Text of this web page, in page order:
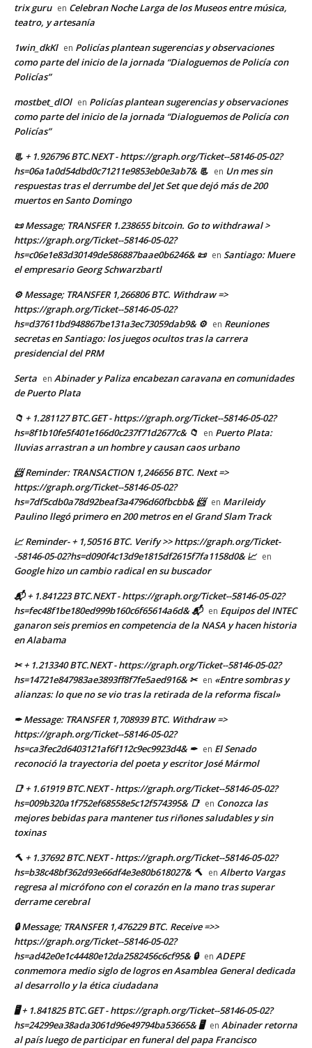
trix guru en Celebran Noche Larga de los Museos entre música,
teatro, y artesanía
1win_dkKl en Policías plantean sugerencias y observaciones
como parte del inicio de la jornada “Dialoguemos de Policía con
Policías”
mostbet_dlOl en Policías plantean sugerencias y observaciones
como parte del inicio de la jornada “Dialoguemos de Policía con
Policías”
📃 + 1.926796 BTC.NEXT - https://graph.org/Ticket--58146-05-02?
hs=06a1a0d54dbd0c71211e9853eb0e3ab7& 📃 en Un mes sin
respuestas tras el derrumbe del Jet Set que dejó más de 200
muertos en Santo Domingo
📜 Message; TRANSFER 1.238655 bitcoin. Go to withdrawal >
https://graph.org/Ticket--58146-05-02?
hs=c06e1e83d30149de586887baae0b6246& 📜 en Santiago: Muere
el empresario Georg Schwarzbartl
⚙ Message; TRANSFER 1,266806 BTC. Withdraw =>
https://graph.org/Ticket--58146-05-02?
hs=d37611bd948867be131a3ec73059dab9& ⚙ en Reuniones
secretas en Santiago: los juegos ocultos tras la carrera
presidencial del PRM
Serta en Abinader y Paliza encabezan caravana en comunidades
de Puerto Plata
📁 + 1.281127 BTC.GET - https://graph.org/Ticket--58146-05-02?
hs=8f1b10fe5f401e166d0c237f71d2677c& 📁 en Puerto Plata:
lluvias arrastran a un hombre y causan caos urbano
📨 Reminder: TRANSACTION 1,246656 BTC. Next =>
https://graph.org/Ticket--58146-05-02?
hs=7df5cdb0a78d92beaf3a4796d60fbcbb& 📨 en Marileidy
Paulino llegó primero en 200 metros en el Grand Slam Track
📈 Reminder- + 1,50516 BTC. Verify >> https://graph.org/Ticket-
-58146-05-02?hs=d090f4c13d9e1815df2615f7fa1158d0& 📈 en
Google hizo un cambio radical en su buscador
📬 + 1.841223 BTC.NEXT - https://graph.org/Ticket--58146-05-02?
hs=fec48f1be180ed999b160c6f65614a6d& 📬 en Equipos del INTEC
ganaron seis premios en competencia de la NASA y hacen historia
en Alabama
✂ + 1.213340 BTC.NEXT - https://graph.org/Ticket--58146-05-02?
hs=14721e847983ae3893ff8f7fe5aed916& ✂ en «Entre sombras y
alianzas: lo que no se vio tras la retirada de la reforma fiscal»
✒ Message: TRANSFER 1,708939 BTC. Withdraw =>
https://graph.org/Ticket--58146-05-02?
hs=ca3fec2d6403121af6f112c9ec9923d4& ✒ en El Senado
reconoció la trayectoria del poeta y escritor José Mármol
📑 + 1.61919 BTC.NEXT - https://graph.org/Ticket--58146-05-02?
hs=009b320a1f752ef68558e5c12f574395& 📑 en Conozca las
mejores bebidas para mantener tus riñones saludables y sin
toxinas
🔨 + 1.37692 BTC.NEXT - https://graph.org/Ticket--58146-05-02?
hs=b38c48bf362d93e66df4e3e80b618027& 🔨 en Alberto Vargas
regresa al micrófono con el corazón en la mano tras superar
derrame cerebral
🔒 Message; TRANSFER 1,476229 BTC. Receive =>>
https://graph.org/Ticket--58146-05-02?
hs=ad42e0e1c44480e12da2582456c6cf95& 🔒 en ADEPE
conmemora medio siglo de logros en Asamblea General dedicada
al desarrollo y la ética ciudadana
🖥 + 1.841825 BTC.GET - https://graph.org/Ticket--58146-05-02?
hs=24299ea38ada3061d96e49794ba53665& 🖥 en Abinader retorna
al país luego de participar en funeral del papa Francisco